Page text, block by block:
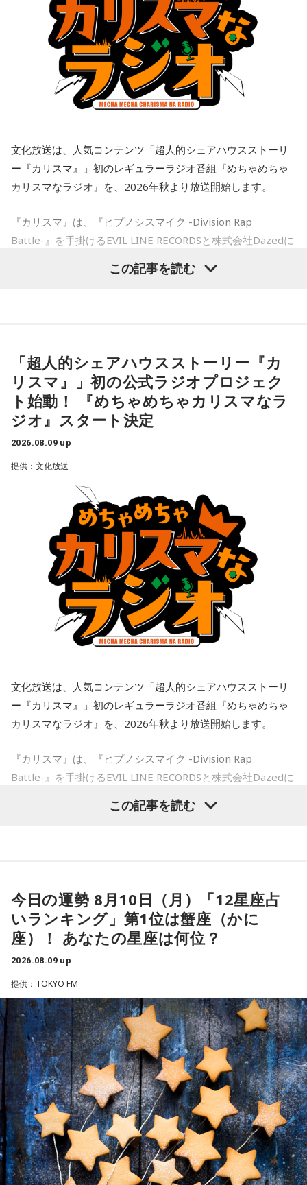
●江原啓之 今夜の格言
「お掃除は、心も清め、パワーも増します」
＜番組概要＞
番組名：Dr.Recella presents 江原啓之 おと語り
放送日時：TOKYO FM／FM 大阪 毎週日曜 22:00～22:25、エ
番組Webサイト：http://www.tfm.co.jp/oto/
ケートでは、職員の約7割が「今の職場は働きやすい」と回答
しており、ライフステージに応じて働き方を選べる環境が整
えられています。
さらに、平野さんは成長できる環境があるのも大きな魅力だ
とし、「研修制度も充実していますし、若いうちからいろい
ろな仕事を経験できるように、キャリア形成のサポートもお
こなっています。例えば、外国の大学院に留学できる制度が
動きがますます身近になる今、海外で学んだ経験や視野は、
日本の行政にも欠かせません。だからこそ、人材への投資は
しっかり続けています」と強調します。
続いて、人事院が現在力を入れている公務ブランディング
「府省横断チーム」について伺います。2025年7月に立ち上
がったこの取り組みについて、平野さんは、「各府省の中
堅・若手職員100人以上が集まり、国家公務員の仕事の魅力
意見交換しながら、発信の仕方を考えていきました。そし
て、その思いを1つの言葉に込めたブランドメッセージ「国の
ミライをつくる、唯一無二の挑戦がある」を策定しました。
それとあわせて「6つの種」と呼ぶサブメッセージも発表され
ています。平野さんは、その1つとして『主語は「日本」対象
は「国民」日本まるごと、自分ごと』を紹介し、「国家公務
員の仕事は100兆円を超える国家予算のもとに、未来に向け
て一手を打つ、そんなスケールの大きな仕事です。目立つ仕
事ではない場合もありますが、『自らの手で社会を変える』
『国民のためを真剣に考える』『国民全員が対象の範囲であ
る』。そんな“静かな熱”を持って働いている人が多いです。こ
のサブメッセージには、そうした思いが込められていると思
っています」と語ります。
そして、最後に国家公務員の仕事について、「誰かの日常を
守ることでもあり、日本の未来に種をまく、非常にスケール
の大きなことでもあります。目立たなくても、時間がかかっ
ても、その先に“暮らし”がある。だからこそ、大きなやりがい
があります。『国のミライをつくる、唯一無二の挑戦があ
番組のエンディングでは、杉浦と松井が今回学んだ「国家公
務員の魅力」について復習。2人が特に注目した点をピックア
ップして発表します。まず、杉浦は府省横断チームのブラン
がある”をスケッチブックに書きました。一方、松井はそのサ
ブメッセージ「6つの種」の1つである“主語は「日本」対象は
した。そして、改めて杉浦は「国家公務員の仕事について詳
（左から）松井玲奈、杉浦太陽
----------------------------------------------------
この日の放送をradikoタイムフリーで聴く
※放送エリア外の方は、プレミアム会員の登録でご利用いた
だけます。
----------------------------------------------------
＜番組概要＞
番組名：杉浦太陽・松井玲奈 日曜まなびより
放送日時：毎週日曜 7:30～7:55
パーソナリティ：杉浦太陽、松井玲奈
番組Webサイト：https://www.tfm.co.jp/manabiyori/
番組公式X：@manabiyori_tfm
ちがわきあがり、仕事中に男性を呼び出し、私や彼女に不誠
実ではないかと責めました。今後、プライベートな話はしな
いと告げ、今は仕事上の話しかしておらず、職場の雰囲気は
悪くなり、お互い、居心地が悪くなっています。
私は仕事上でも、プライベートでも、その男性を信頼してい
て、また、日常のLINEでも、男性は独身生活をアピールする
を向けば良いか、そして、このまま暗い雰囲気のまま仕事を
すべきか、悩んでいます。アドバイスをいただきたいです。
＜江原からの回答＞
――あまりにも身勝手な男性の振る舞いに、番組パートナー
の奥迫は「そういう方と結婚しなくて良かったんじゃないか
場になっても、どちらにも不誠実な方です。今後もこういう
ホですよ、こんなの。早く分かって良かったじゃない。
奥迫：良かったです。私もそう思います。
江原：ねえ。そんな男を見抜けなかった自分を恥じるべき。
それでいて仰るように、結婚される彼女も気の毒ですね。
奥迫：そうなんですよ。こういうことってなかなか……本当に
江原：私はね、他にも（同じようなことをされている女性
が）いると思う。
奥迫：なるほど！
江原：うん。もう、色んなところを物色して、（49歳）にも
なって何かチャラチャラと「俺様はモテるな～」なんて（勘
違いしているのでしょう）。アホな高校教師ですわ。社会性
がないのね、こういう人ってね。だけど、こんな男と結婚し
なくて良かったじゃない。
奥迫：良かったですよ！ もう、それを糧にして前を向いて。
江原：そうですよ。美しくそのまま去って、自分から捨てる
感じで。カツ丼の二杯でも食べて。
奥迫：カツ丼（笑）！ 良いですね！
江原：あんみつも付けちゃって。お酒を飲めるならビールも
カッとお腹に流し込んで、「ごちそうさん！」とか言って
ね、蕎麦屋さんで（笑）。それで良いと思う。
から、いじめてやろうとか、何か考えたくもなるだろうけれ
ど、自分が腐るから。
奥迫：その時間がもったいないですから。
江原：もったいない！ それで絶対、他でもやってるから。
LINEとかで。チャラチャラした男ですよ、こいつは。だけ
ど、その結婚される方は気の毒ね。別れちゃうと思うよ、20
年も付き合っておいてそんなことしているんだから。いや
ぁ、良かった、良かった。おめでとうございます！
パートナーの奥迫協子、パーソナリティの江原啓之
●江原啓之 今夜の格言
「お掃除は、心も清め、パワーも増します」
＜番組概要＞
文化放送は、人気コンテンツ「超人的シェアハウスストーリ
ー『カリスマ』」初のレギュラーラジオ番組『めちゃめちゃ
カリスマなラジオ』を、2026年秋より放送開始します。
『カリスマ』は、『ヒプノシスマイク -Division Rap
Battle-』を手掛けるEVIL LINE RECORDSと株式会社Dazedに
楽、ライブ、イベントなど様々な展開を続け、2027年1月に
このたび、本日8月9日（日）にTACHIKAWA STAGE
GARDENで開催された3DCG LIVE「凡人社プレゼンツ カリス
マハウスツアー 2026夏」DAY2夜公演にて、レギュラーラジ
オ番組『めちゃめちゃカリスマなラジオ』をスタートするこ
とを発表しました。ラジオ番組には、『カリスマ』のキャラ
太、日向朔公、大河元気、橋詰知久による“七人のカリスマ声
優”が出演。毎回2名程度の組み合わせによる輪番制で、作品
の世界観やキャラクターの魅力を活かした投稿コーナー、楽
曲企画などを展開し、『カリスマ』ならではのラジオをお届
けします。
■『めちゃめちゃカリスマなラジオ』番組公式チャンネルが
QloveRにオープン
ゃカリスマなラジオ』の番組公式チャンネルがオープンする
ことも決定。番組公式チャンネルでは、地上波放送のアーカ
イブ配信に加え、ここでしか聴くことのできないアフタート
ークや、不定期で実施する会員限定生配信など、番組をより
楽しめる限定コンテンツを順次配信します。
入会特典として、文化放送の入館証をモチーフにしたオリジ
■ラジオ番組放送開始を記念した生配信を実施
『めちゃめちゃカリスマなラジオ』の放送開始を記念し、8月
す。記念すべき初回生配信には、山中真尋（草薙理解役）、
福原かつみ（本橋依央利役）が出演。番組スタートに先駆
け、ラジオ番組への意気込みや番組の楽しみ方、今後の展開
などをたっぷりトークします。
■『カリスマ』作品概要
原作：Dazed CO.,LTD.
松原 秀
音楽製作：EVIL LINE RECORDS
キャラクターデザイン：えびも
アートディレクション：BALCOLONY.
この記事を読む
「超人的シェアハウスストーリー『カ
リスマ』」初の公式ラジオプロジェク
ト始動！ 『めちゃめちゃカリスマなラ
ジオ』スタート決定
2026.08.09 up
提供：文化放送
文化放送は、人気コンテンツ「超人的シェアハウスストーリ
ー『カリスマ』」初のレギュラーラジオ番組『めちゃめちゃ
カリスマなラジオ』を、2026年秋より放送開始します。
『カリスマ』は、『ヒプノシスマイク -Division Rap
Battle-』を手掛けるEVIL LINE RECORDSと株式会社Dazedに
楽、ライブ、イベントなど様々な展開を続け、2027年1月に
このたび、本日8月9日（日）にTACHIKAWA STAGE
GARDENで開催された3DCG LIVE「凡人社プレゼンツ カリス
マハウスツアー 2026夏」DAY2夜公演にて、レギュラーラジ
オ番組『めちゃめちゃカリスマなラジオ』をスタートするこ
とを発表しました。ラジオ番組には、『カリスマ』のキャラ
クターを演じる小野友樹、山中真尋、福原かつみ、細田健
太、日向朔公、大河元気、橋詰知久による“七人のカリスマ声
優”が出演。毎回2名程度の組み合わせによる輪番制で、作品
の世界観やキャラクターの魅力を活かした投稿コーナー、楽
曲企画などを展開し、『カリスマ』ならではのラジオをお届
けします。
■『めちゃめちゃカリスマなラジオ』番組公式チャンネルが
QloveRにオープン
この記事を読む
今日の運勢 8月10日（月）「12星座占
いランキング」第1位は蟹座（かに
座）！ あなたの星座は何位？
2026.08.09 up
提供：TOKYO FM